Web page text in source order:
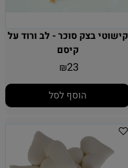
קישוטי בצק סוכר - לב ורוד על
קיסם
₪23
הוסף לסל